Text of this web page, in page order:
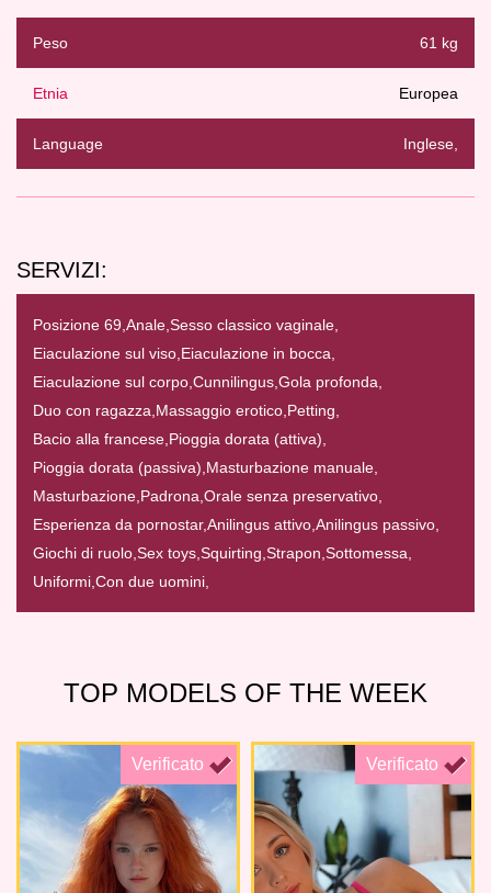
Peso 61 kg
Etnia Europea
Language Inglese,
SERVIZI:
Posizione 69, Anale, Sesso classico vaginale,
Eiaculazione sul viso, Eiaculazione in bocca,
Eiaculazione sul corpo, Cunnilingus, Gola profonda,
Duo con ragazza, Massaggio erotico, Petting,
Bacio alla francese, Pioggia dorata (attiva),
Pioggia dorata (passiva), Masturbazione manuale,
Masturbazione, Padrona, Orale senza preservativo,
Esperienza da pornostar,Anilingus attivo, Anilingus passivo,
Giochi di ruolo, Sex toys, Squirting, Strapon, Sottomessa,
Uniformi, Con due uomini,
TOP MODELS OF THE WEEK
Verificato Verificato